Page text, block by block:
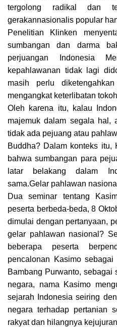
tergolong radikal dan
gerakannasionalis popular
Penelitian Klinken
sumbangan dan darma
perjuangan Indonesia
kepahlawanan tidak lagi
masih perlu
mengangkat keterlibatan
Oleh karena itu, kalau
majemuk dalam segala hal,
tidak ada pejuang atau
Buddha? Dalam konteks itu,
bahwa sumbangan para
latar belakang dalam
sama.Gelar pahlawan nasional
Dua seminar tentang
peserta berbeda-beda, 8
dimulai dengan pertanyaan,
gelar pahlawan nasional?
beberapa peserta
pencalonan Kasimo
Bambang Purwanto, sebagai
negara, nama Kasimo
sejarah Indonesia seiring
negara terhadap pertanian
rakyat dan hilangnya